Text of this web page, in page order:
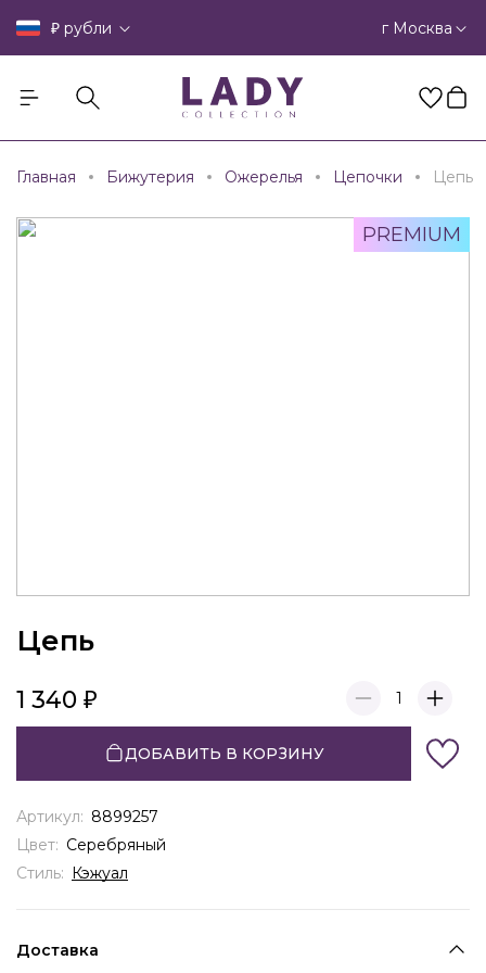
₽ рубли г Москва
Главная Бижутерия Ожерелья Цепочки Цепь
PREMIUM
Цепь
1 340 1
ДОБАВИТЬ В КОРЗИНУ
Артикул: 8899257
Цвет: Серебряный
Стиль: Кэжуал
Доставка